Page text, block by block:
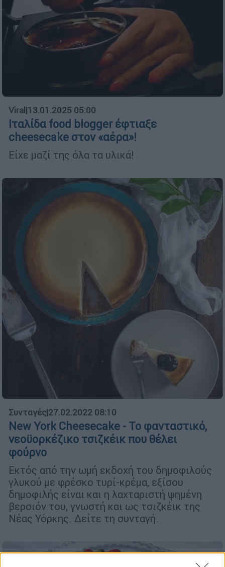
Viral|13.01.2025 05:00
Ιταλίδα food blogger έφτιαξε
cheesecake στον «αέρα»!
Είχε μαζί της όλα τα υλικά!
Συνταγές|27.02.2022 08:10
New York Cheesecake - Το φανταστικό,
νεοϋορκέζικο τσιζκέικ που θέλει
φούρνο
Εκτός από την ωμή εκδοχή του δημοφιλούς
γλυκού με φρέσκο τυρί-κρέμα, εξίσου
δημοφιλής είναι και η λαχταριστή ψημένη
βερσιόν του, γνωστή και ως τσιζκέικ της
Νέας Υόρκης. Δείτε τη συνταγή.